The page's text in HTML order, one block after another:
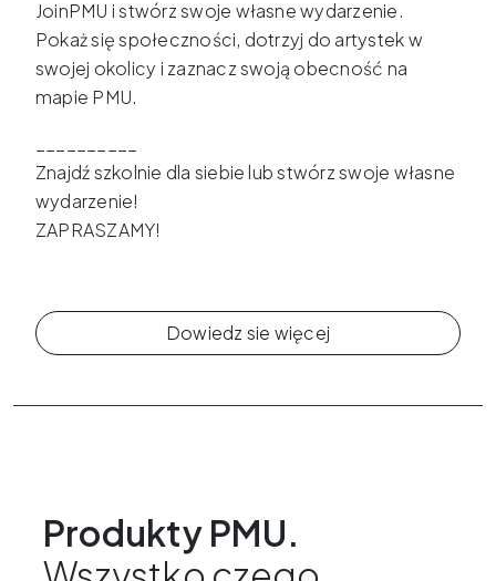
JoinPMU i stwórz swoje własne wydarzenie.
Pokaż się społeczności, dotrzyj do artystek w
swojej okolicy i zaznacz swoją obecność na
mapie PMU.
Znajdź szkolnie dla siebie lub stwórz swoje własne
wydarzenie!
ZAPRASZAMY!
Dowiedz sie więcej
Produkty PMU.